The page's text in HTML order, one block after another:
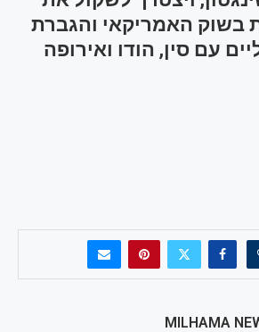
בשוק האמריקאי והגברת
עם סין, הודו ואירופה
MILHAMA